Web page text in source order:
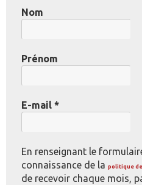
Nom
Prénom
E-mail *
En renseignant le
connaissance de la politique
de recevoir chaque mois,